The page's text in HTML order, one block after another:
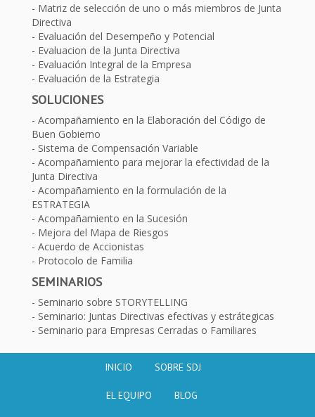
Matriz de selección de uno o más miembros de Junta
Directiva
Evaluación del Desempeño y Potencial
Evaluacion de la Junta Directiva
Evaluación Integral de la Empresa
Evaluación de la Estrategia
SOLUCIONES
Acompañamiento en la Elaboración del Código de
Buen Gobierno
Sistema de Compensación Variable
Acompañamiento para mejorar la efectividad de la
Junta Directiva
Acompañamiento en la formulación de la
ESTRATEGIA
Acompañamiento en la Sucesión
Mejora del Mapa de Riesgos
Acuerdo de Accionistas
Protocolo de Familia
SEMINARIOS
Seminario sobre STORYTELLING
Seminario: Juntas Directivas efectivas y estrátegicas
Seminario para Empresas Cerradas o Familiares
INICIO SOBRE SDJ
EL EQUIPO BLOG